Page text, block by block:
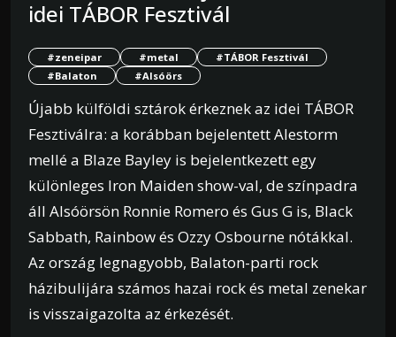
idei TÁBOR Fesztivál
#zeneipar #metal
#TÁBOR Fesztivál
#Balaton
#Alsóörs
Újabb külföldi sztárok érkeznek az idei TÁBOR
Fesztiválra: a korábban bejelentett Alestorm
mellé a Blaze Bayley is bejelentkezett egy
különleges Iron Maiden show-val, de színpadra
áll Alsóörsön Ronnie Romero és Gus G is, Black
Sabbath, Rainbow és Ozzy Osbourne nótákkal.
Az ország legnagyobb, Balaton-parti rock
házibulijára számos hazai rock és metal zenekar
is visszaigazolta az érkezését.